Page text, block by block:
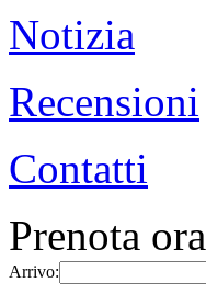
Notizia
Recensioni
Contatti
Prenota ora
Arrivo: